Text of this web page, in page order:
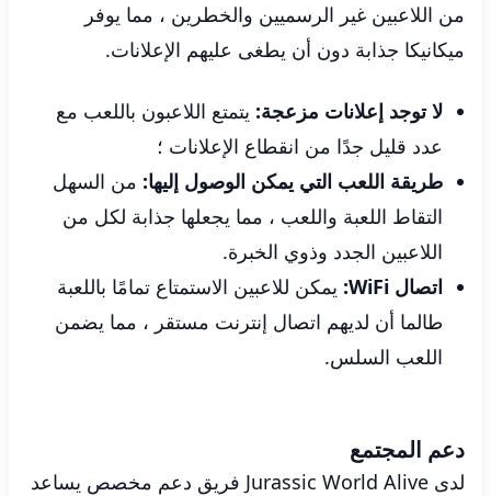
من اللاعبين غير الرسميين والخطرين ، مما يوفر
ميكانيكا جذابة دون أن يطغى عليهم الإعلانات.
لا توجد إعلانات مزعجة: يتمتع اللاعبون باللعب مع
عدد قليل جدًا من انقطاع الإعلانات ؛
طريقة اللعب التي يمكن الوصول إليها: من السهل
التقاط اللعبة واللعب ، مما يجعلها جذابة لكل من
اللاعبين الجدد وذوي الخبرة.
اتصال WiFi:
يمكن للاعبين الاستمتاع تمامًا باللعبة
طالما أن لديهم اتصال إنترنت مستقر ، مما يضمن
اللعب السلس.
دعم المجتمع
لدى Jurassic World Alive فريق دعم مخصص يساعد